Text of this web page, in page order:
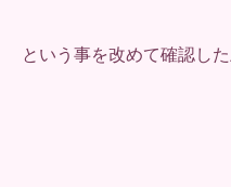
という事を改めて確認し